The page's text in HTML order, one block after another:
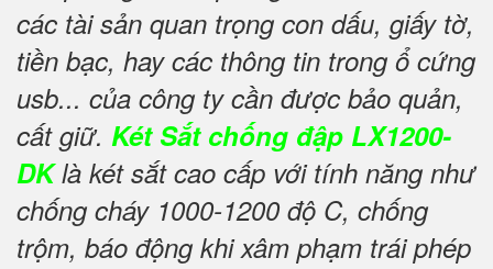
các tài sản quan trọng con dấu, giấy tờ,
tiền bạc, hay các thông tin trong ổ cứng
usb... của công ty cần được bảo quản,
cất giữ. Két Sắt chống đập LX1200-
DKlà két sắt cao cấp với tính năng như
chống cháy 1000-1200 độ C, chống
trộm, báo động khi xâm phạm trái phép